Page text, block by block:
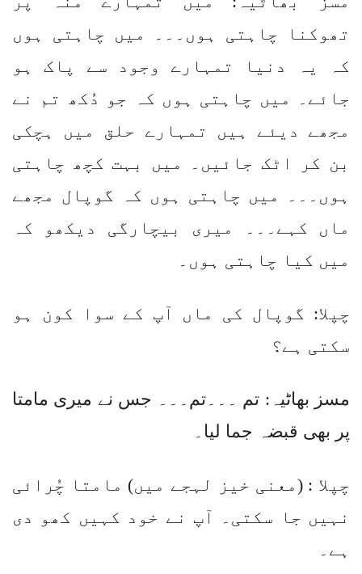
تھوکنا چاہتی ہوں۔۔۔ میں چاہتی ہوں
کہ یہ دنیا تمہارے وجود سے پاک ہو
جائے۔ میں چاہتی ہوں کہ جو دُکھ تم نے
مجھے دیئے ہیں تمہارے حلق میں ہچکی
بن کر اٹک جائیں۔ میں بہت کچھ چاہتی
ہوں۔۔۔ میں چاہتی ہوں کہ گوپال مجھے
ماں کہے۔۔۔ میری بیچارگی دیکھو کہ
میں کیا چاہتی ہوں۔
چپلا: گوپال کی ماں آپ کے سوا کون ہو
سکتی ہے؟
مسز بھاٹیہ: تم ۔۔۔تم۔۔۔ جس نے میری مامتا
پر بھی قبضہ جما لیا۔
چپلا : (معنی خیز لہجے میں) مامتا چُرائی
نہیں جا سکتی۔ آپ نے خود کہیں کھو دی
ہے۔